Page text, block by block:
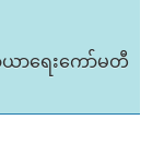
ာရေးကော်မတီ